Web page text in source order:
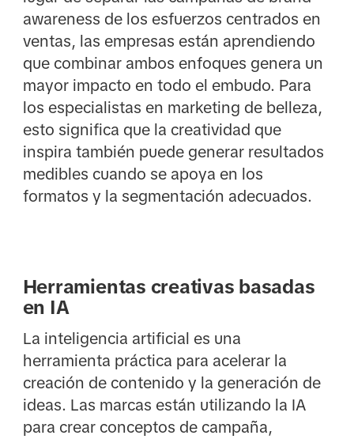
awareness de los esfuerzos centrados en
ventas, las empresas están aprendiendo
que combinar ambos enfoques genera un
mayor impacto en todo el embudo. Para
los especialistas en marketing de belleza,
esto significa que la creatividad que
inspira también puede generar resultados
medibles cuando se apoya en los
formatos y la segmentación adecuados.
Herramientas creativas basadas
en IA
La inteligencia artificial es una
herramienta práctica para acelerar la
creación de contenido y la generación de
ideas. Las marcas están utilizando la IA
para crear conceptos de campaña,